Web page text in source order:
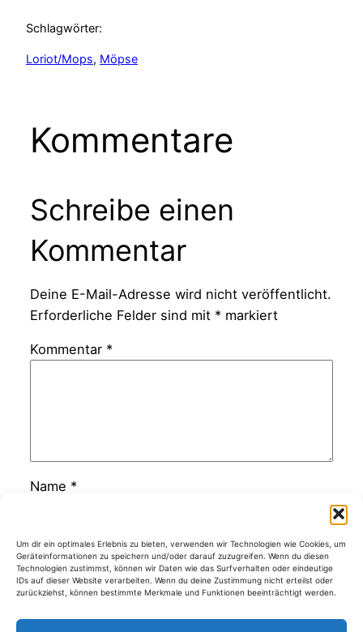
Um dir ein optimales Erlebnis zu bieten, verwenden wir Technologien wie Cookies, um
Geräteinformationen zu speichern und/oder darauf zuzugreifen. Wenn du diesen
Technologien zustimmst, können wir Daten wie das Surfverhalten oder eindeutige
IDs auf dieser Website verarbeiten. Wenn du deine Zustimmung nicht erteilst oder
zurückziehst, können bestimmte Merkmale und Funktionen beeinträchtigt werden.
Schlagwörter:
Loriot/Mops, Möpse
Kommentare
Schreibe einen
Kommentar
Deine E-Mail-Adresse wird nicht veröffentlicht.
Erforderliche Felder sind mit *markiert
Kommentar *
Name *
E-Mail-Adresse*
Website